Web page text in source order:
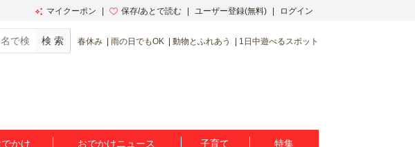
マイクーポン 保存/あとで読む ユーザー登録(無料) ログイン
春休み 雨の日でもOK 動物とふれあう 1日中遊べるスポット
かけ おでかけニュース 子育て 特集